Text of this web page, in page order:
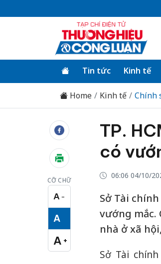
Tin tức Kinh tế
Home Kinh tế Chính
CỠ CHỮ
A −
Cỡ chữ nhỏ
A
Cỡ chữ vừa
A +
Cỡ chữ lớn
TP.
có
06:06 04/10/
Sở Tài
vướng mắc.
nhà ở xã
Sở Tài